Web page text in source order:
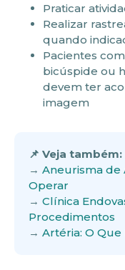
Praticar
Realizar
quando
Pacientes
bicúspide ou
devem ter
imagem
📌 Veja também:
→ Aneurisma de
Operar
→ Clínica
Procedimentos
→ Artéria: O Que